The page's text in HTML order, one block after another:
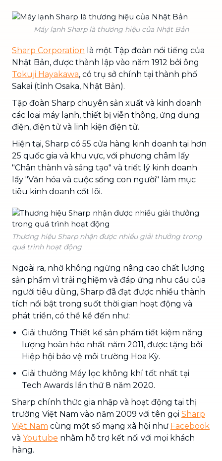
Máy lạnh Sharp là thương hiệu của Nhật Bản
Sharp Corporation là một Tập đoàn nổi tiếng của
Nhật Bản, được thành lập vào năm 1912 bởi ông
Tokuji Hayakawa, có trụ sở chính tại thành phố
Sakai (tỉnh Osaka, Nhật Bản).
Tập đoàn Sharp chuyên sản xuất và kinh doanh
các loại máy lạnh, thiết bị viễn thông, ứng dụng
điện, điện tử và linh kiện điện tử.
Hiện tại, Sharp có 55 cửa hàng kinh doanh tại hơn
25 quốc gia và khu vực, với phương châm lấy
"Chân thành và sáng tạo" và triết lý kinh doanh
lấy "Văn hóa và cuộc sống con người" làm mục
tiêu kinh doanh cốt lõi.
Thương hiệu Sharp nhận được nhiều giải thưởng trong
quá trình hoạt động
Ngoài ra, nhờ không ngừng nâng cao chất lượng
sản phẩm vì trải nghiệm và đáp ứng nhu cầu của
người tiêu dùng, Sharp đã đạt được nhiều thành
tích nổi bật trong suốt thời gian hoạt động và
phát triển, có thể kể đến như:
Giải thưởng Thiết kế sản phẩm tiết kiệm năng
lượng hoàn hảo nhất năm 2011, được tặng bởi
Hiệp hội bảo vệ môi trường Hoa Kỳ.
Giải thưởng Máy lọc không khí tốt nhất tại
Tech Awards lần thứ 8 năm 2020.
Sharp chính thức gia nhập và hoạt động tại thị
trường Việt Nam vào năm 2009 với tên gọi Sharp
Việt Nam cùng một số mạng xã hội như Facebook
và Youtube nhằm hỗ trợ kết nối với mọi khách
hàng.